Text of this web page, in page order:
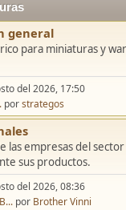
general
para miniaturas y
del 2026, 17:50
porstrategos
las empresas del
sus productos.
del 2026, 08:36
por Brother Vinni